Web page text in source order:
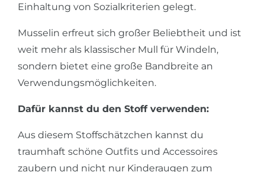
Einhaltung von Sozialkriterien gelegt.
Musselin erfreut sich großer Beliebtheit und ist
weit mehr als klassischer Mull für Windeln,
sondern bietet eine große Bandbreite an
Verwendungsmöglichkeiten.
Dafür kannst du den Stoff verwenden:
Aus diesem Stoffschätzchen kannst du
traumhaft schöne Outfits und Accessoires
zaubern und nicht nur Kinderaugen zum